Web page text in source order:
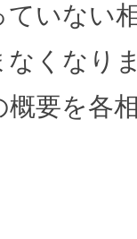
いない
なくなり
要を各